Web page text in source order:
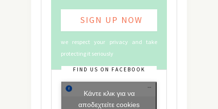
we respect your privacy and take
protecting it seriously
FIND US ON FACEBOOK
Κάντε κλικ για να
αποδεχτείτε cookies